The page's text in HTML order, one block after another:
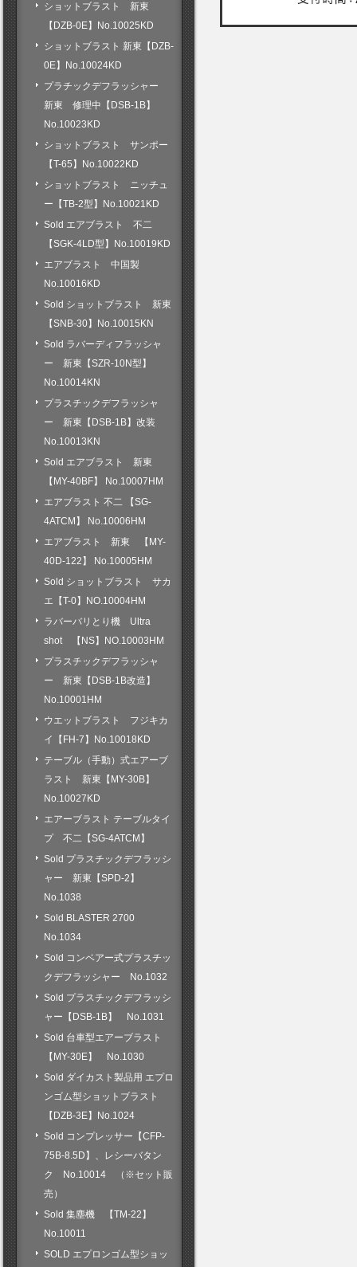
ショットブラスト 新東
【DZB-0E】No.10025KD
ショットブラスト 新東【DZB-
0E】No.10024KD
プラチックデフラッシャー
新東 修理中【DSB-1B】
No.10023KD
ショットブラスト サンポー
【T-65】No.10022KD
ショットブラスト ニッチュ
ー【TB-2型】No.10021KD
Sold エアブラスト 不二
【SGK-4LD型】No.10019KD
エアブラスト 中国製
No.10016KD
Sold ショットブラスト 新東
【SNB-30】No.10015KN
Sold ラバーディフラッシャ
ー 新東【SZR-10N型】
No.10014KN
プラスチックデフラッシャ
ー 新東【DSB-1B】改装
No.10013KN
Sold エアブラスト 新東
【MY-40BF】 No.10007HM
エアブラスト 不二 【SG-
4ATCM】 No.10006HM
エアブラスト 新東 【MY-
40D-122】 No.10005HM
Sold ショットブラスト サカ
エ【T-0】NO.10004HM
ラバーバリとり機 Ultra
shot 【NS】NO.10003HM
プラスチックデフラッシャ
ー 新東【DSB-1B改造】
No.10001HM
ウエットブラスト フジキカ
イ【FH-7】No.10018KD
テーブル（手動）式エアーブ
ラスト 新東【MY-30B】
No.10027KD
エアーブラスト テーブルタイ
プ 不二【SG-4ATCM】
Sold プラスチックデフラッシ
ャー 新東【SPD-2】
No.1038
Sold BLASTER 2700
No.1034
Sold コンベアー式プラスチッ
クデフラッシャー No.1032
Sold プラスチックデフラッシ
ャー【DSB-1B】 No.1031
Sold 台車型エアーブラスト
【MY-30E】 No.1030
Sold ダイカスト製品用 エプロ
ンゴム型ショットブラスト
【DZB-3E】No.1024
Sold コンプレッサー【CFP-
75B-8.5D】、レシーバタン
ク No.10014 （※セット販
売）
Sold 集塵機 【TM-22】
No.10011
SOLD エプロンゴム型ショッ